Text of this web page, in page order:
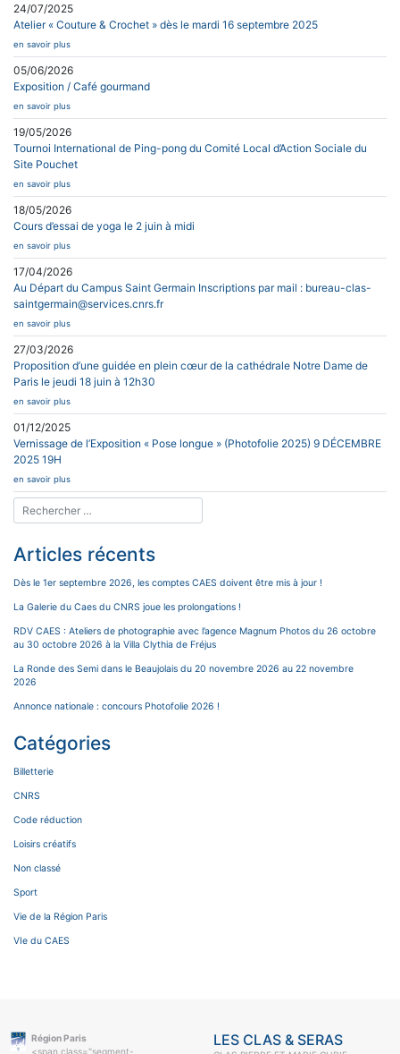
24/07/2025
Atelier « Couture & Crochet » dès le mardi 16 septembre 2025
en savoir plus
05/06/2026
Exposition / Café gourmand
en savoir plus
19/05/2026
Tournoi International de Ping-pong du Comité Local d’Action Sociale du
Site Pouchet
en savoir plus
18/05/2026
Cours d’essai de yoga le 2 juin à midi
en savoir plus
17/04/2026
Au Départ du Campus Saint Germain Inscriptions par mail : bureau-clas-
saintgermain@services.cnrs.fr
en savoir plus
27/03/2026
Proposition d’une guidée en plein cœur de la cathédrale Notre Dame de
Paris le jeudi 18 juin à 12h30
en savoir plus
01/12/2025
Vernissage de l’Exposition « Pose longue » (Photofolie 2025) 9 DÉCEMBRE
2025 19H
en savoir plus
Articles récents
Dès le 1er septembre 2026, les comptes CAES doivent être mis à jour !
La Galerie du Caes du CNRS joue les prolongations !
RDV CAES : Ateliers de photographie avec l’agence Magnum Photos du 26 octobre
au 30 octobre 2026 à la Villa Clythia de Fréjus
La Ronde des Semi dans le Beaujolais du 20 novembre 2026 au 22 novembre
2026
Annonce nationale : concours Photofolie 2026 !
Catégories
Billetterie
CNRS
Code réduction
Loisirs créatifs
Non classé
Sport
Vie de la Région Paris
VIe du CAES
Région Paris
<span class="segment-
LES CLAS & SERAS